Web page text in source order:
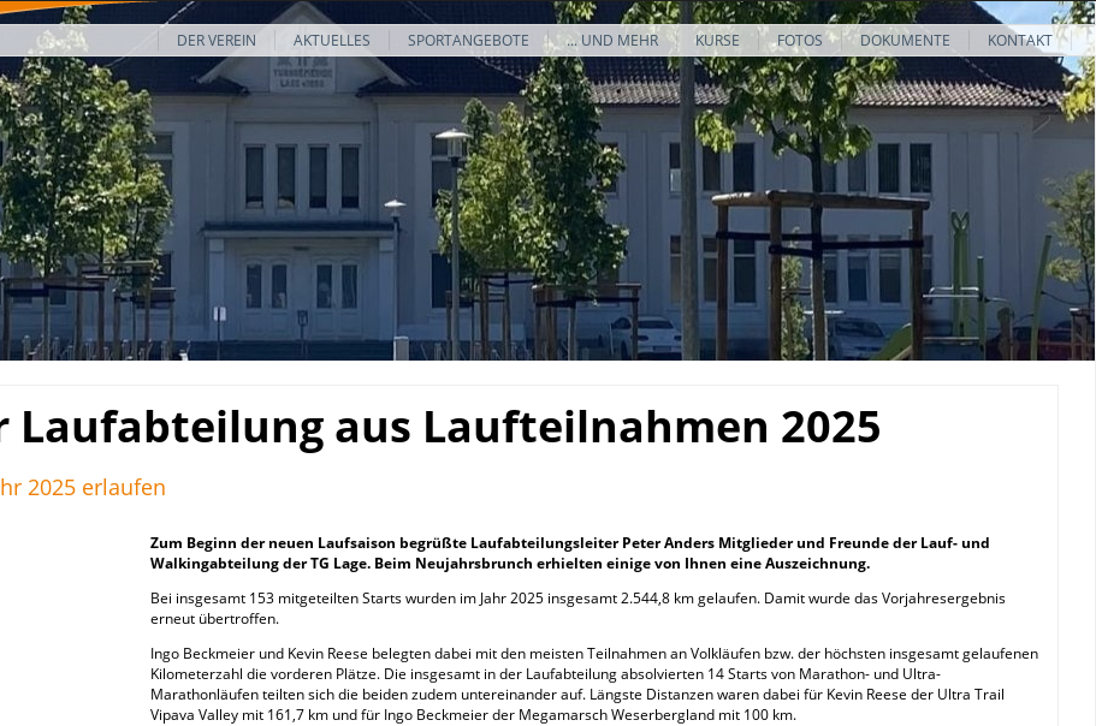
DER VEREIN AKTUELLES SPORTANGEBOTE ... UND MEHR KURSE FOTOS DOKUMENTE KONTAKT
aus Laufteilnahmen 2025
2025 erlaufen
Zum Beginn der neuen Laufsaison begrüßte Laufabteilungsleiter Peter Anders Mitglieder und Freunde der Lauf- und
Walkingabteilung der TG Lage. Beim Neujahrsbrunch erhielten einige von Ihnen eine Auszeichnung.
Bei insgesamt 153 mitgeteilten Starts wurden im Jahr 2025 insgesamt 2.544,8 km gelaufen. Damit wurde das Vorjahresergebnis
erneut übertroffen.
Ingo Beckmeier und Kevin Reese belegten dabei mit den meisten Teilnahmen an Volkläufen bzw. der höchsten insgesamt gelaufenen
Kilometerzahl die vorderen Plätze. Die insgesamt in der Laufabteilung absolvierten 14 Starts von Marathon- und Ultra-
Marathonläufen teilten sich die beiden zudem untereinander auf. Längste Distanzen waren dabei für Kevin Reese der Ultra Trail
Vipava Valley mit 161,7 km und für Ingo Beckmeier der Megamarsch Weserbergland mit 100 km.